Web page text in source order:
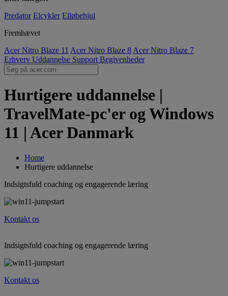
Predator Elcykler Elløbehjul
Fremhævet
Acer Nitro Blaze 11 Acer Nitro Blaze 8 Acer Nitro Blaze 7
Erhverv Uddannelse Support Begivenheder
Hurtigere uddannelse |
TravelMate-pc'er og Windows
11 | Acer Danmark
Home
Hurtigere uddannelse
Indsigtsfuld coaching og engagerende læring
Kontakt os
Indsigtsfuld coaching og engagerende læring
Kontakt os